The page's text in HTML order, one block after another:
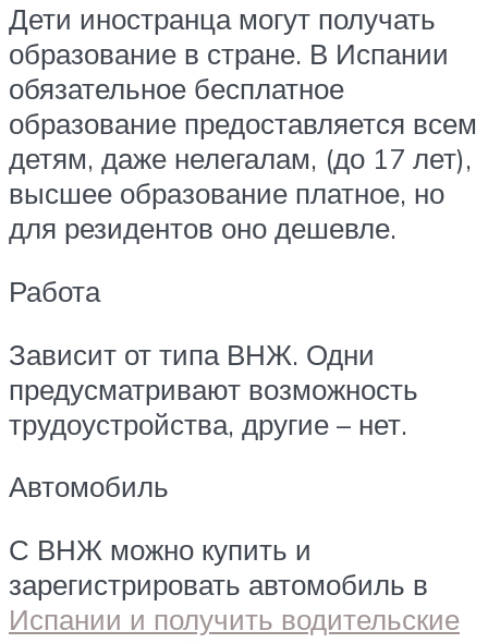
Дети иностранца могут получать
образование в стране. В Испании
обязательное бесплатное
образование предоставляется всем
детям, даже нелегалам, (до 17 лет),
высшее образование платное, но
для резидентов оно дешевле.
Работа
Зависит от типа ВНЖ. Одни
предусматривают возможность
трудоустройства, другие – нет.
Автомобиль
С ВНЖ можно купить и
зарегистрировать автомобиль в
Испании и получить водительские